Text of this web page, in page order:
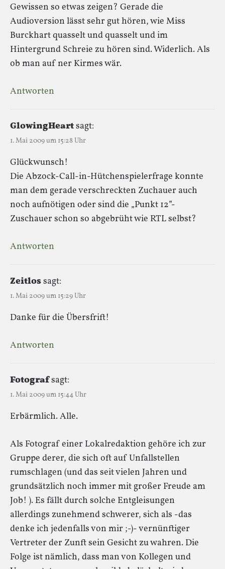
Gewissen so etwas zeigen? Gerade die
Audioversion lässt sehr gut hören, wie Miss
Burckhart quasselt und quasselt und im
Hintergrund Schreie zu hören sind. Widerlich. Als
ob man auf ner Kirmes wär.
Antworten
GlowingHeartsagt:
1. Mai 2009 um 15:28 Uhr
Glückwunsch!
Die Abzock-Call-in-Hütchenspielerfrage konnte
man dem gerade verschreckten Zuchauer auch
noch aufnötigen oder sind die „Punkt 12”-
Zuschauer schon so abgebrüht wie RTL selbst?
Antworten
Zeitlossagt:
1. Mai 2009 um 15:29 Uhr
Danke für die Übersfrift!
Antworten
Fotografsagt:
1. Mai 2009 um 15:44 Uhr
Erbärmlich. Alle.
Als Fotograf einer Lokalredaktion gehöre ich zur
Gruppe derer, die sich oft auf Unfallstellen
rumschlagen (und das seit vielen Jahren und
grundsätzlich noch immer mit großer Freude am
Job! ). Es fällt durch solche Entgleisungen
allerdings zunehmend schwerer, sich als -das
denke ich jedenfalls von mir ;-)- vernünftiger
Vertreter der Zunft sein Gesicht zu wahren. Die
Folge ist nämlich, dass man von Kollegen und